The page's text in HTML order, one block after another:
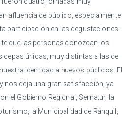
afluencia de público, especialmente
participación en las degustaciones.
que las personas conozcan los
cepas únicas, muy distintas a las de
identidad a nuevos públicos. El
nos deja una gran satisfacción, ya
el Gobierno Regional, Sernatur, la
la Municipalidad de Ránquil,